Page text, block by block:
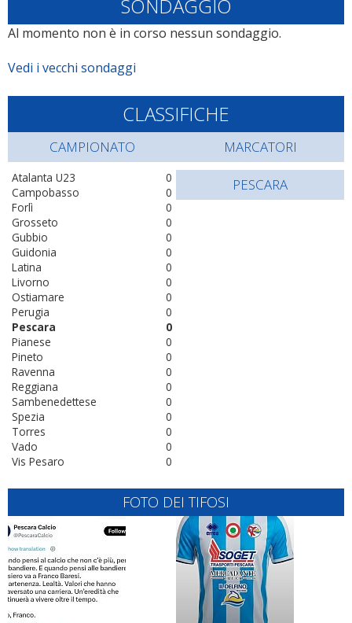
SONDAGGIO
Al momento non è in corso nessun sondaggio.
Vedi i vecchi sondaggi
CLASSIFICHE
CAMPIONATO
0
Atalanta U23
0
Campobasso
0
Forlì
0
Grosseto
0
Gubbio
0
Guidonia
0
Latina
0
Livorno
0
Ostiamare
0
Perugia
0
Pescara
0
Pianese
0
Pineto
0
Ravenna
0
Reggiana
0
Sambenedettese
0
Spezia
0
Torres
0
Vado
0
Vis Pesaro
MARCATORI
PESCARA
FOTO DEI TIFOSI